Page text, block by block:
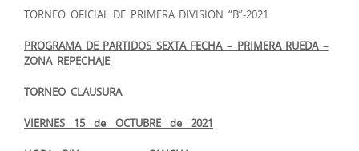
TORNEO OFICIAL DE PRIMERA DIVISION “B”-2021
PROGRAMA DE PARTIDOS SEXTA FECHA – PRIMERA RUEDA –
ZONA REPECHAJE
TORNEO CLAUSURA
VIERNES 15 de OCTUBRE de 2021